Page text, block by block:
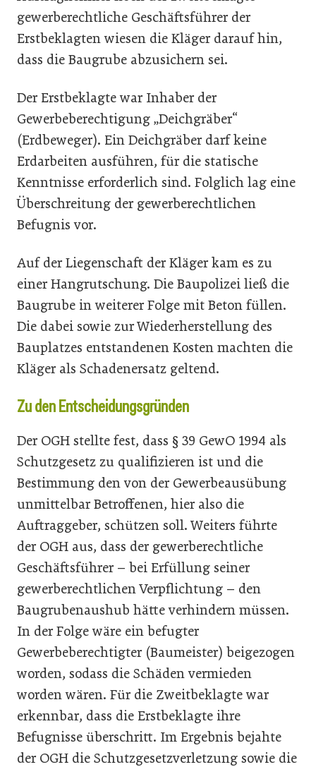
gewerberechtliche Geschäftsführer der
Erstbeklagten wiesen die Kläger darauf hin,
dass die Baugrube abzusichern sei.
Der Erstbeklagte war Inhaber der
Gewerbeberechtigung „Deichgräber“
(Erdbeweger). Ein Deichgräber darf keine
Erdarbeiten ausführen, für die statische
Kenntnisse erforderlich sind. Folglich lag eine
Überschreitung der gewerberechtlichen
Befugnis vor.
Auf der Liegenschaft der Kläger kam es zu
einer Hangrutschung. Die Baupolizei ließ die
Baugrube in weiterer Folge mit Beton füllen.
Die dabei sowie zur Wiederherstellung des
Bauplatzes entstandenen Kosten machten die
Kläger als Schadenersatz geltend.
Zu den Entscheidungsgründen
Der OGH stellte fest, dass § 39 GewO 1994 als
Schutzgesetz zu qualifizieren ist und die
Bestimmung den von der Gewerbeausübung
unmittelbar Betroffenen, hier also die
Auftraggeber, schützen soll. Weiters führte
der OGH aus, dass der gewerberechtliche
Geschäftsführer – bei Erfüllung seiner
gewerberechtlichen Verpflichtung – den
Baugrubenaushub hätte verhindern müssen.
In der Folge wäre ein befugter
Gewerbeberechtigter (Baumeister) beigezogen
worden, sodass die Schäden vermieden
worden wären. Für die Zweitbeklagte war
erkennbar, dass die Erstbeklagte ihre
Befugnisse überschritt. Im Ergebnis bejahte
der OGH die Schutzgesetzverletzung sowie die